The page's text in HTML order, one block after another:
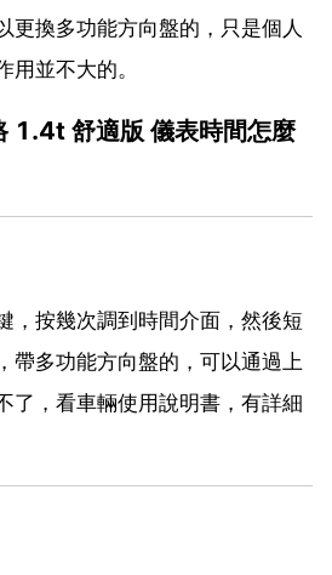
更換多功能方向盤的，只是個人
用並不大的。
1.4t 舒適版 儀表時間怎麼
，按幾次調到時間介面，然後短
帶多功能方向盤的，可以通過上
了，看車輛使用說明書，有詳細